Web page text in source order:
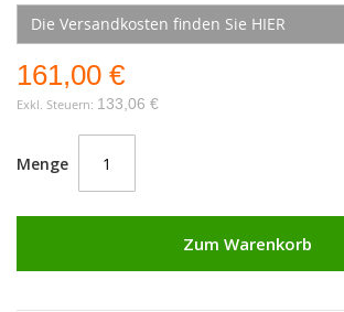
Die Versandkosten finden Sie HIER
161,00 €
133,06 €
Menge
Zum Warenkorb